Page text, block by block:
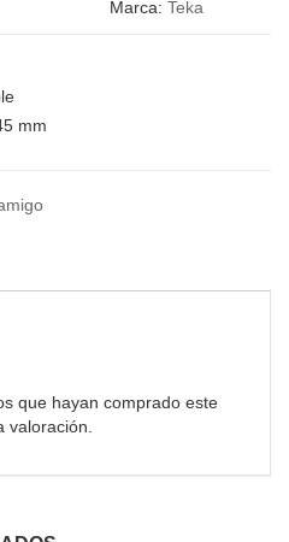
Marca: Teka
mm
que hayan comprado este
valoración.